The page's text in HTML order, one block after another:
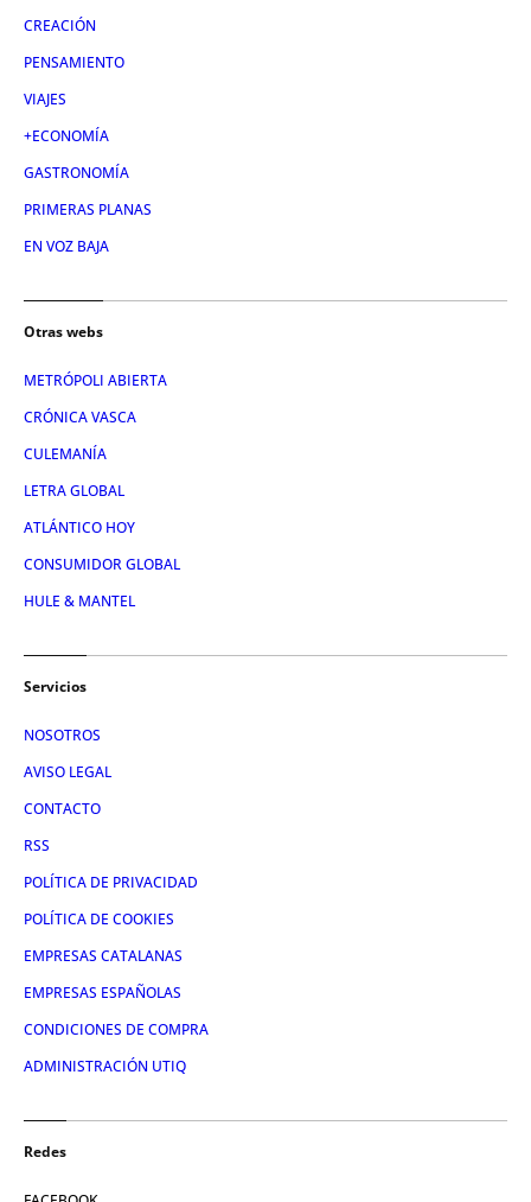
CREACIÓN
PENSAMIENTO
VIAJES
+ECONOMÍA
GASTRONOMÍA
PRIMERAS PLANAS
EN VOZ BAJA
Otras webs
METRÓPOLI ABIERTA
CRÓNICA VASCA
CULEMANÍA
LETRA GLOBAL
ATLÁNTICO HOY
CONSUMIDOR GLOBAL
HULE & MANTEL
Servicios
NOSOTROS
AVISO LEGAL
CONTACTO
RSS
POLÍTICA DE PRIVACIDAD
POLÍTICA DE COOKIES
EMPRESAS CATALANAS
EMPRESAS ESPAÑOLAS
CONDICIONES DE COMPRA
ADMINISTRACIÓN UTIQ
Redes